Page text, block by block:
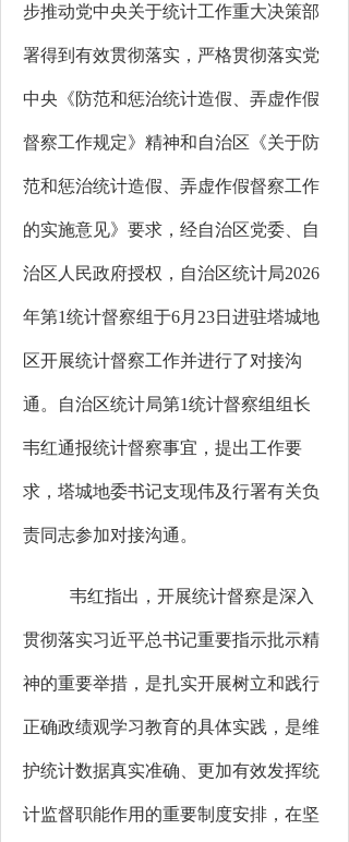
步推动党中央关于统计工作重大决策部
署得到有效贯彻落实，严格贯彻落实党
中央《防范和惩治统计造假、弄虚作假
督察工作规定》精神和自治区《关于防
范和惩治统计造假、弄虚作假督察工作
的实施意见》要求 ， 经自治区党委、自
治区人民政府授权，自治区统计局2026
年第1统计督察组于6月 23日进驻塔城地
区开展统计督察工作并进行了对接沟
通 。自治区统计局第1统计督察组组长
韦红通报统计督察事宜，提出工作要
求， 塔城地委书记支现伟及行署有关负
责同志参加对接沟通 。
韦红指出，开展统计督察是深入
贯彻落实习近平总书记重要指示批示精
神的重要举措，是扎实开展树立和践行
正确政绩观学习教育的具体实践，是维
护统计数据真实准确、更加有效发挥统
计监督职能作用的重要制度安排 ，在坚